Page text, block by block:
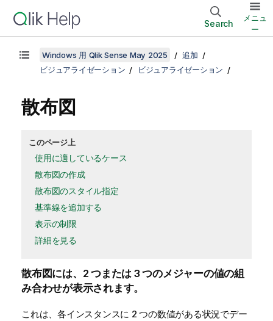
Search
メニュ
ー
Windows 用 Qlik Sense May 2025
追加
ビジュアライゼーション
ビジュアライゼーション
散布図
このページ上
使用に適しているケース
散布図の作成
散布図のスタイル指定
基準線を追加する
表示の制限
詳細を見る
散布図には、2 つまたは 3 つのメジャーの値の組
み合わせが表示されます。
これは、各インスタンスに 2 つの数値がある状況でデー